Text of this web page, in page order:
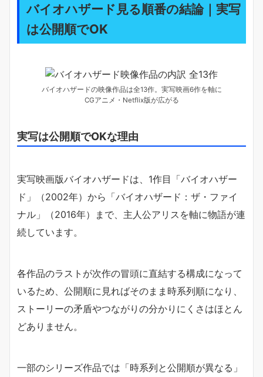
バイオハザード見る順番の結論｜実写
は公開順でOK
バイオハザードの映像作品は全13作。実写映画6作を軸に
CGアニメ・Netflix版が広がる
実写は公開順でOKな理由
実写映画版バイオハザードは、1作目「バイオハザー
ド」（2002年）から「バイオハザード：ザ・ファイ
ナル」（2016年）まで、主人公アリスを軸に物語が連
続しています。
各作品のラストが次作の冒頭に直結する構成になって
いるため、公開順に見ればそのまま時系列順になり、
ストーリーの矛盾やつながりの分かりにくさはほとん
どありません。
一部のシリーズ作品では「時系列と公開順が異なる」